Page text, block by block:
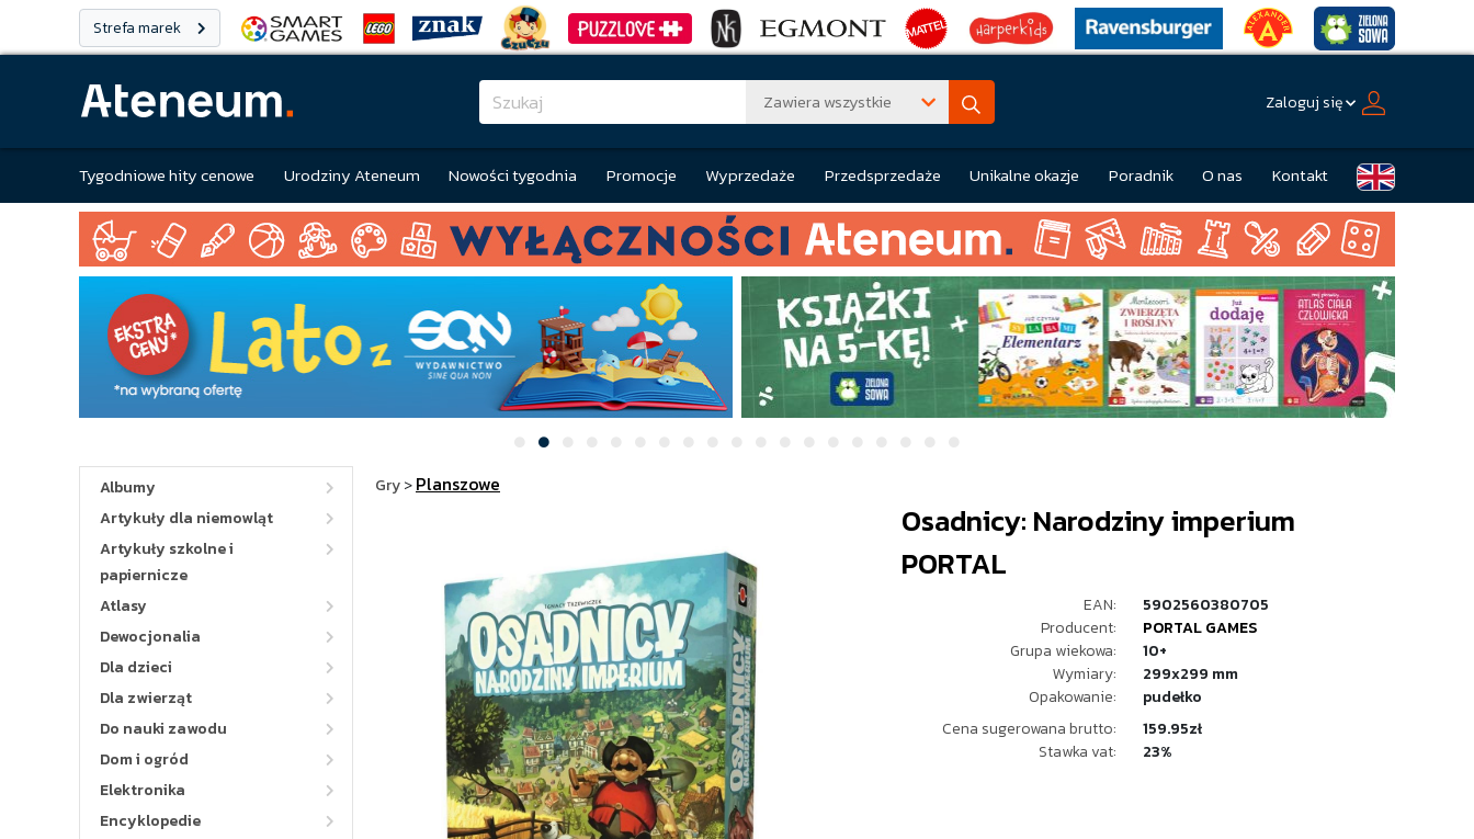
Strefa marek
Zawiera wszystkie Zaloguj się
Tygodniowe hity cenowe Urodziny Ateneum Nowości tygodnia Promocje Wyprzedaże Przedsprzedaże Unikalne okazje Poradnik O nas Kontakt
Albumy
Artykuły dla niemowląt
Artykuły szkolne i
papiernicze
Atlasy
Dewocjonalia
Dla dzieci
Dla zwierząt
Do nauki zawodu
Dom i ogród
Elektronika
Encyklopedie
Gry>Planszowe
Osadnicy: Narodziny imperium
PORTAL
EAN:
5902560380705
Producent:
PORTAL GAMES
Grupa wiekowa:
10+
Wymiary:
299x299 mm
Opakowanie:
pudełko
Cena sugerowana brutto:
159.95zł
Stawka vat:
23%